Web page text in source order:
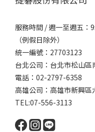
服務時間 / 週一至週五：
（例假日除外）
統一編號：27703123
台北公司：台北市松山
電話：02-2797-6358
高雄公司：高雄市新興
TEL:07-556-3113